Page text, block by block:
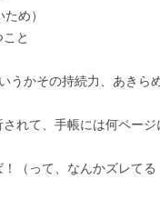
め）
と
うかその持続力、あきら
れて、手帳には何ページ
（って、なんかズレてる